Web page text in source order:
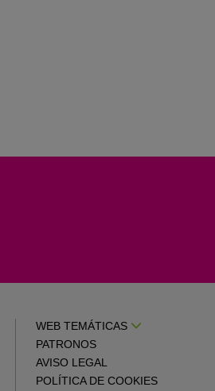
WEB TEMÁTICAS
PATRONOS
AVISO LEGAL
POLÍTICA DE COOKIES